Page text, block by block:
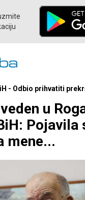
- Odbio prihvatiti
u
Pojavila
mene...